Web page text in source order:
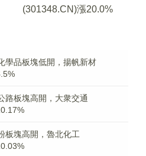
(301348.CN)漲20.0%
學品板塊低開，揚帆新材
路板塊高開，大衆交通
板塊高開，魯北化工